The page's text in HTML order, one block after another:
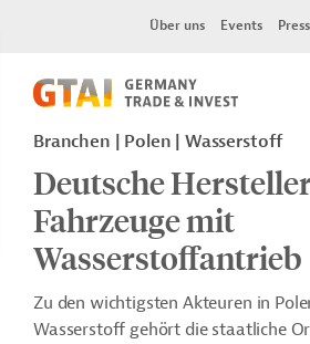
Über uns Events
Branchen | Polen | Wasserstoff
Deutsche
Fahrzeuge mit
Wasserstoffantrieb
Zu den wichtigsten Akteuren in
Wasserstoff gehört die staatliche